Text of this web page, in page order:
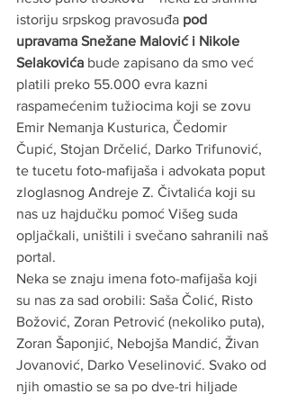
istoriju srpskog pravosuđa pod
upravama Snežane Malović i Nikole
Selakovića bude zapisano da smo već
platili preko 55.000 evra kazni
raspamećenim tužiocima koji se zovu
Emir Nemanja Kusturica, Čedomir
Čupić, Stojan Drčelić, Darko Trifunović,
te tucetu foto-mafijaša i advokata poput
zloglasnog Andreje Z. Čivtalića koji su
nas uz hajdučku pomoć Višeg suda
opljačkali, uništili i svečano sahranili naš
portal.
Neka se znaju imena foto-mafijaša koji
su nas za sad orobili: Saša Čolić, Risto
Božović, Zoran Petrović (nekoliko puta),
Zoran Šaponjić, Nebojša Mandić, Živan
Jovanović, Darko Veselinović. Svako od
njih omastio se sa po dve-tri hiljade